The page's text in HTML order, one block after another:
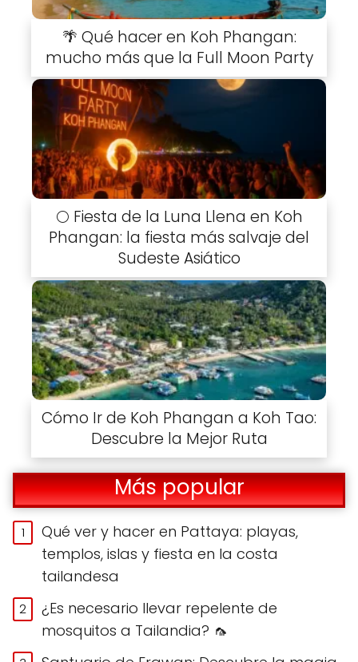
🌴 Qué hacer en Koh Phangan:
mucho más que la Full Moon Party
🌕 Fiesta de la Luna Llena en Koh
Phangan: la fiesta más salvaje del
Sudeste Asiático
Cómo Ir de Koh Phangan a Koh Tao:
Descubre la Mejor Ruta
Más popular
Qué ver y hacer en Pattaya: playas,
templos, islas y fiesta en la costa
tailandesa
¿Es necesario llevar repelente de
mosquitos a Tailandia? 🦟